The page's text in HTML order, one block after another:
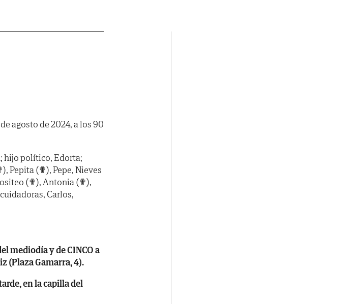
agosto de 2024, a los 90
hijo político, Edorta;
Pepita (✟), Pepe, Nieves
(✟), Antonia (✟),
Carlos,
mediodía y de CINCO a
(Plaza Gamarra, 4).
en la capilla del